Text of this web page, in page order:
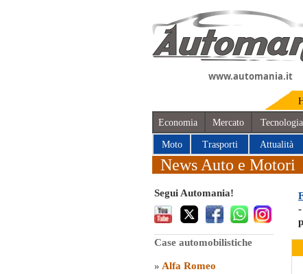
www.automania.it
Economia Mercato Tecnologia
Moto Trasporti Attualità
News Auto e Motori
Segui Automania!
Case automobilistiche
» Alfa Romeo